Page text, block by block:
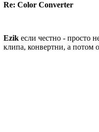
Re: Color Converter
Ezik если честно - просто
клипа, конвертни, а потом